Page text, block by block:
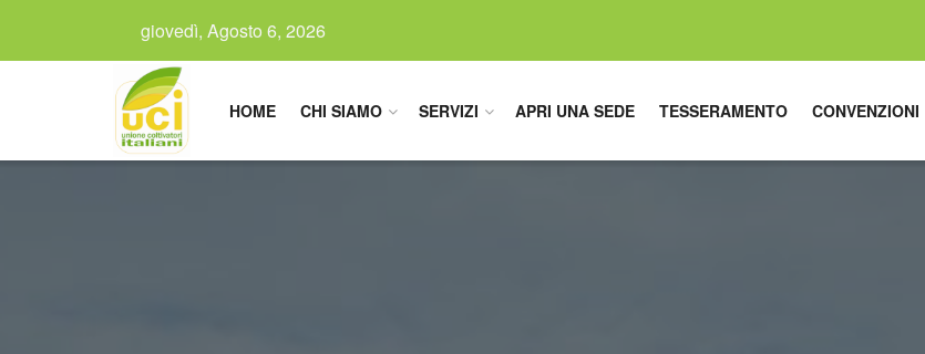
giovedì, Agosto 6, 2026
HOME CHI SIAMO SERVIZI APRI UNA SEDE TESSERAMENTO CONVENZIONI